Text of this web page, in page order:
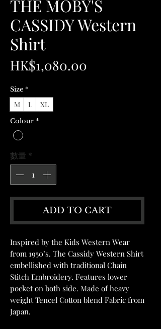
THE MOBY'S
CASSIDY Western
Shirt
HK$1,080.00
Size *
M L XL
Colour *
數量 *
ADD TO CART
Inspired by the Kids Western Wear
from 1950’s. The Cassidy Western Shirt
embellished with traditional Chain
Stitch Embroidery. Features lower
pocket on both side. Made of heavy
weight Tencel Cotton blend Fabric from
Japan.